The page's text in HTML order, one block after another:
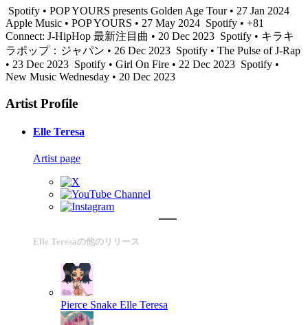
Spotify • POP YOURS presents Golden Age Tour • 27 Jan 2024
Apple Music • POP YOURS • 27 May 2024 Spotify • +81
Connect: J-HipHop 最新注目曲 • 20 Dec 2023 Spotify • キラキ
ラポップ：ジャパン • 26 Dec 2023 Spotify • The Pulse of J-Rap
• 23 Dec 2023 Spotify • Girl On Fire • 22 Dec 2023 Spotify •
New Music Wednesday • 20 Dec 2023
Artist Profile
Elle Teresa
Artist page
Elle Teresaの他のリリース
Pierce Snake Elle Teresa